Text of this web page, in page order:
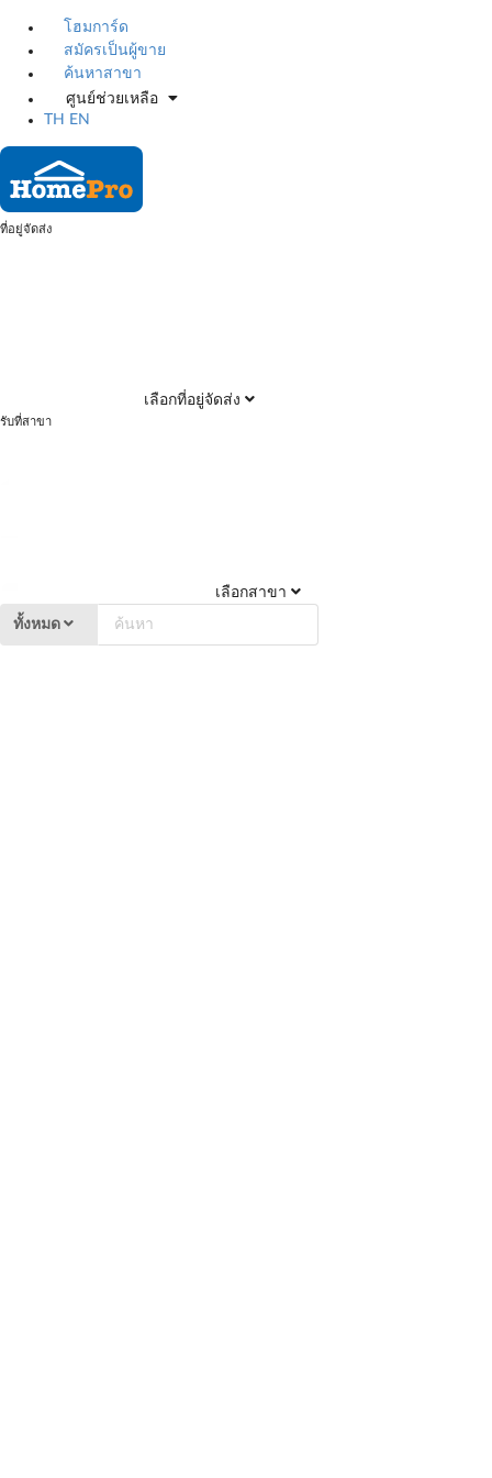
โฮมการ์ด
สมัครเป็นผู้ขาย
ค้นหาสาขา
ศูนย์ช่วยเหลือ
TH
EN
ที่อยู่จัดส่ง
เลือกที่อยู่จัดส่ง
รับที่สาขา
เลือกสาขา
ทั้งหมด